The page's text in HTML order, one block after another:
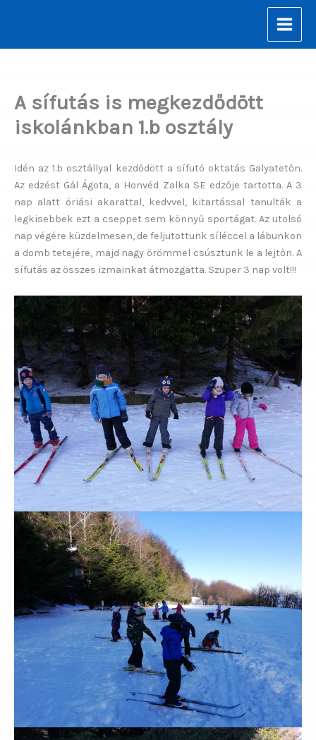
A sífutás is megkezdődött
iskolánkban 1.b osztály
Idén az 1.b osztállyal kezdődött a sífutó oktatás Galyatetőn.
Az edzést Gál Ágota, a Honvéd Zalka SE edzője tartotta. A 3
nap alatt óriási akarattal, kedvvel, kitartással tanulták a
legkisebbek ezt a cseppet sem könnyű sportágat. Az utolsó
nap végére küzdelmesen, de feljutottunk síléccel a lábunkon
a domb tetejére, majd nagy örömmel csúsztunk le a lejtőn. A
sífutás az összes izmainkat átmozgatta. Szuper 3 nap volt!!!